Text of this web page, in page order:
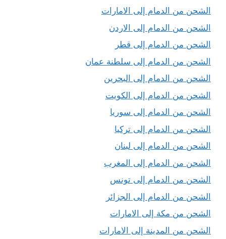
الشحن من الدمام إلى الامارات
الشحن من الدمام إلى الاردن
الشحن من الدمام إلى قطر
الشحن من الدمام إلى سلطنة عمان
الشحن من الدمام إلى البحرين
الشحن من الدمام إلى الكويت
الشحن من الدمام إلى سوريا
الشحن من الدمام إلى تركيا
الشحن من الدمام إلى لبنان
الشحن من الدمام إلى المغرب
الشحن من الدمام إلى تونس
الشحن من الدمام إلى الجزائر
الشحن من مكة إلى الامارات
الشحن من المدينة إلى الامارات